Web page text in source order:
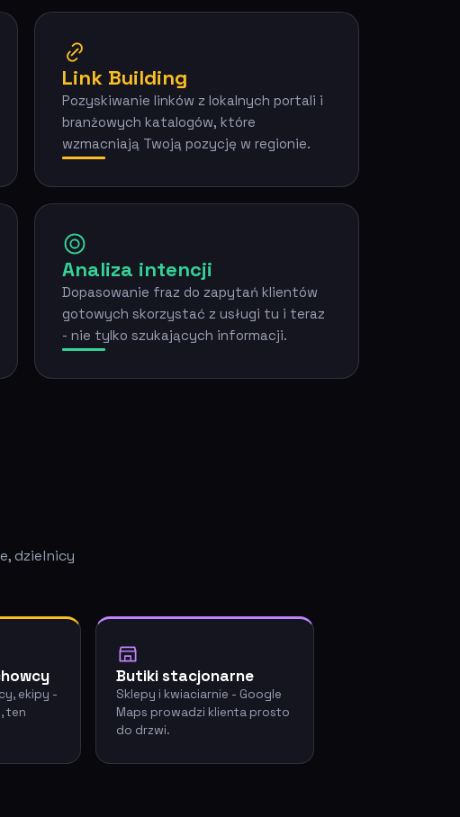
Link Building
Pozyskiwanie linków z lokalnych portali i
branżowych katalogów, które
wzmacniają Twoją pozycję w regionie.
Analiza intencji
Dopasowanie fraz do zapytań klientów
gotowych skorzystać z usługi tu i teraz
- nie tylko szukających informacji.
dzielnicy
ekipy -
ten
Butiki stacjonarne
Sklepy i kwiaciarnie - Google
Maps prowadzi klienta prosto
do drzwi.